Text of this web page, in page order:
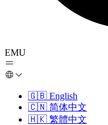
EMU
🇬🇧 English
🇨🇳 简体中文
🇭🇰 繁體中文